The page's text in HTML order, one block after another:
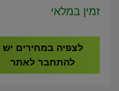
CORSAIR 4 In 1
9226F65-NA
זמין במלאי
לצפיה במחירים יש
להתחבר לאתר